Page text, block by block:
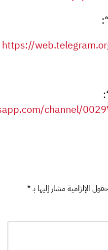
https://
channel/
الإلزامية مشار إليها بـ*